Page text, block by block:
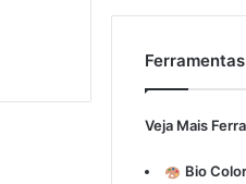
Veja Mais
Bio